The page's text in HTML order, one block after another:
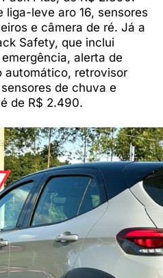
liga-leve aro 16, sensores
e câmera de ré. Já a
Safety, que inclui
alerta de
automático, retrovisor
de chuva e
de R$ 2.490.